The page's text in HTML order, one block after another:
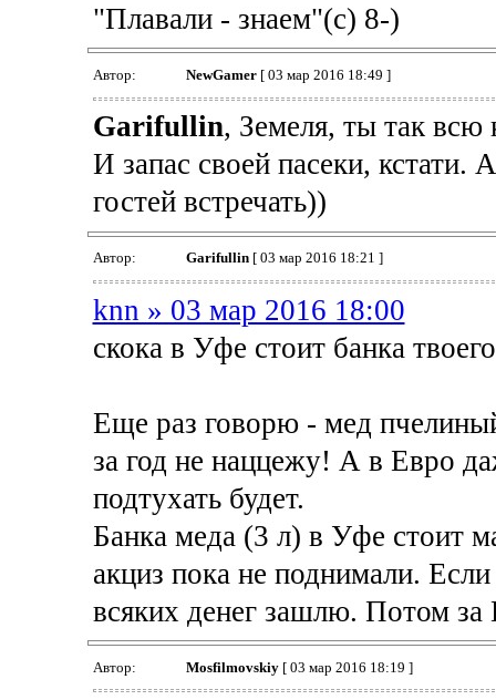
"Плавали - знаем"(с) 8-)
Автор: NewGamer[ 03 мар 2016 18:49 ]
Garifullin, Земеля, ты так всю
И запас своей пасеки, кстати.
гостей встречать))
Автор: Garifullin[ 03 мар 2016 18:21 ]
knn » 03 мар 2016 18:00
скока в Уфе стоит банка
Еще раз говорю - мед
за год не наццежу! А в Евро
подтухать будет.
Банка меда (3 л) в Уфе стоит
акциз пока не поднимали.
всяких денег зашлю. Потом
Автор: Mosfilmovskiy[ 03 мар 2016 18:19 ]